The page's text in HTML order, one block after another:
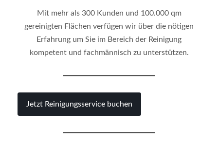
Mit mehr als 300 Kunden und 100.000 qm
gereinigten Flächen verfügen wir über die nötigen
Erfahrung um Sie im Bereich der Reinigung
kompetent und fachmännisch zu unterstützen.
Jetzt Reinigungsservice buchen